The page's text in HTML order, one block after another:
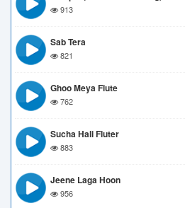
913
Sab Tera
821
Ghoo Meya Flute
762
Sucha Hali Fluter
883
Jeene Laga Hoon
956